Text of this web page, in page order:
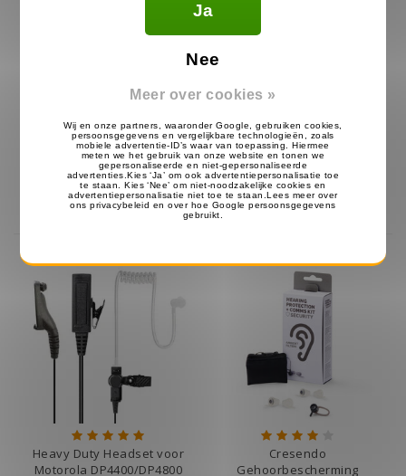
Headsets & Multilader
€1389.99
Op voorraad
€139.99
Op voorraad
Heavy Duty Headset voor
Motorola DP4400/DP4800
Cresendo
Gehoorbescherming
Ja
Nee
Meer over cookies »